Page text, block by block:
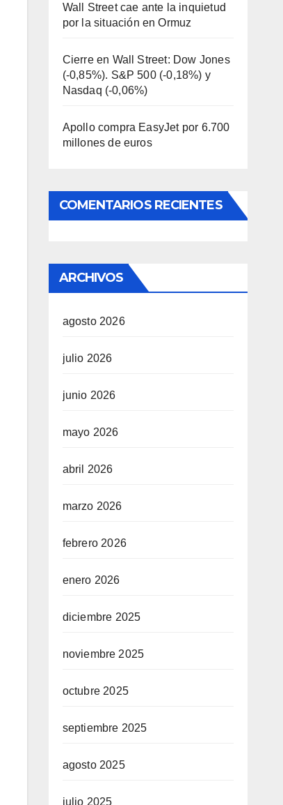
Wall Street cae ante la inquietud
por la situación en Ormuz
Cierre en Wall Street: Dow Jones
(-0,85%). S&P 500 (-0,18%) y
Nasdaq (-0,06%)
Apollo compra EasyJet por 6.700
millones de euros
COMENTARIOS RECIENTES
ARCHIVOS
agosto 2026
julio 2026
junio 2026
mayo 2026
abril 2026
marzo 2026
febrero 2026
enero 2026
diciembre 2025
noviembre 2025
octubre 2025
septiembre 2025
agosto 2025
julio 2025